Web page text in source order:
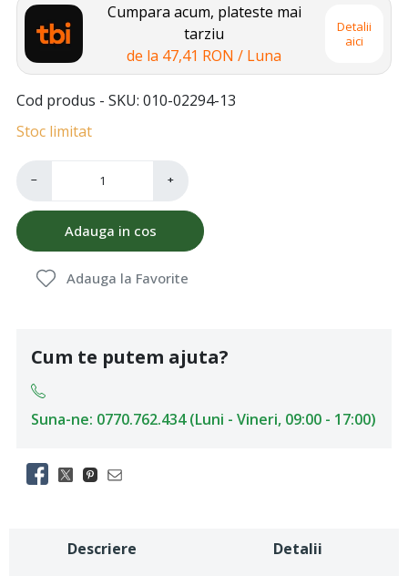
Cumpara acum, plateste mai
tarziu
de la 47,41 RON / Luna
Detalii
aici
Cod produs - SKU 010-02294-13
Stoc limitat
− +
Adauga in cos
Adauga la Favorite
Cum te putem ajuta?
Suna-ne: 0770.762.434 (Luni - Vineri, 09:00 - 17:00)
Descriere
Detalii